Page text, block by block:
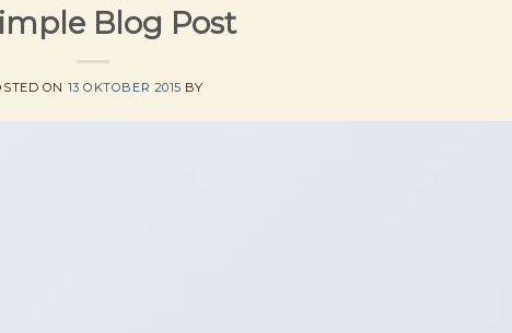
Blog Post
ON 13 OKTOBER 2015 BY